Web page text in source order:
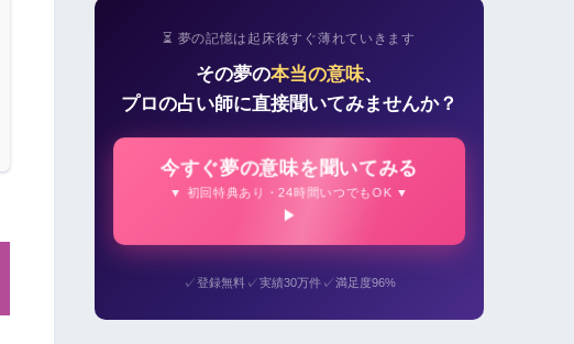
⏳ 夢の記憶は起床後すぐ薄れていきます
その夢の本当の意味、
プロの占い師に直接聞いてみませんか？
今すぐ夢の意味を聞いてみる
▼ 初回特典あり・24時間いつでもOK ▼
✓登録無料 ✓実績30万件 ✓満足度96%